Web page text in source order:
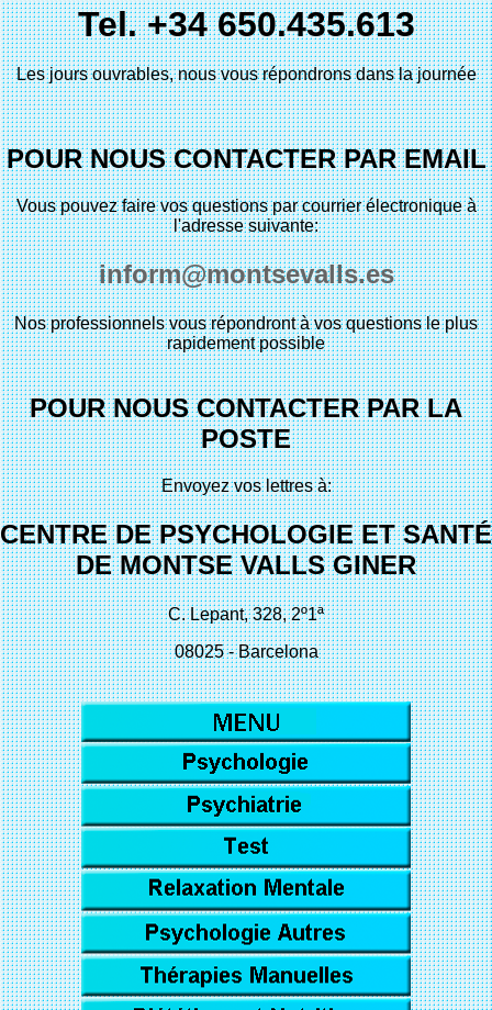
Tel. +34 650.435.613
Les jours ouvrables, nous vous répondrons dans la journée
POUR NOUS CONTACTER PAR EMAIL
Vous pouvez faire vos questions par courrier électronique à
l'adresse suivante:
inform@montsevalls.es
Nos professionnels vous répondront à vos questions le plus
rapidement possible
POUR NOUS CONTACTER PAR LA
POSTE
Envoyez vos lettres à:
CENTRE DE PSYCHOLOGIE ET SANTÉ
DE MONTSE VALLS GINER
C. Lepant, 328, 2º1ª
08025 - Barcelona